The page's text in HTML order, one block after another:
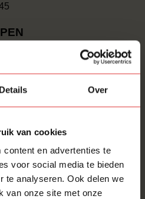
Details Over
van cookies
en advertenties te
voor social media te bieden
te analyseren. Ook delen we
van onze site met onze
een tweede huis! Deze
hebben wij
Lampenschuur.
wij technische volledig